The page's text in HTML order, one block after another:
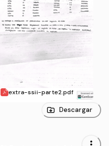
extra-ssii-parte2.pdf
Descargar